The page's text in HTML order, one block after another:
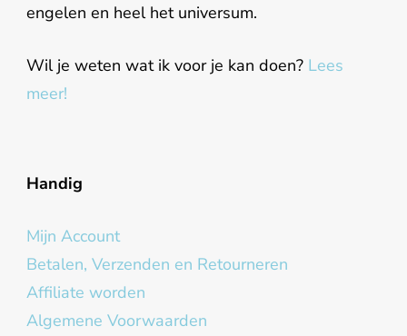
engelen en heel het universum.
Wil je weten wat ik voor je kan doen? Lees
meer!
Handig
Mijn Account
Betalen, Verzenden en Retourneren
Affiliate worden
Algemene Voorwaarden